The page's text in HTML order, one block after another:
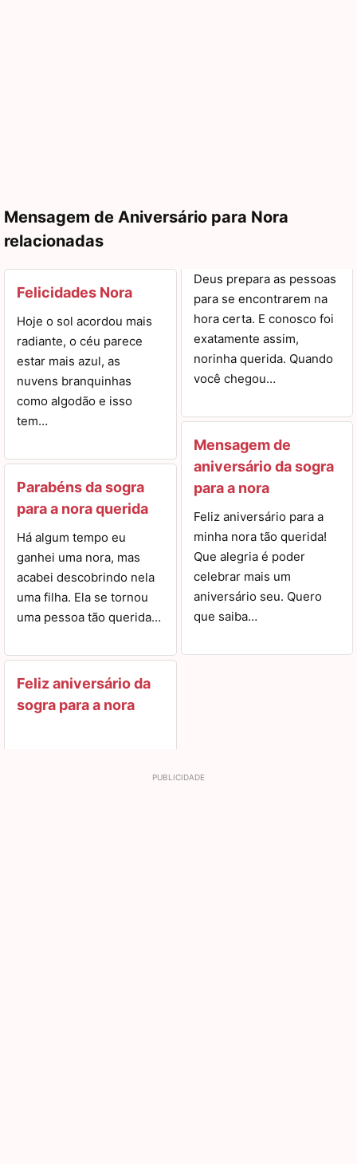
Mensagem de Aniversário para Nora
relacionadas
Felicidades Nora
Hoje o sol acordou mais
radiante, o céu parece
estar mais azul, as
nuvens branquinhas
como algodão e isso
tem…
Parabéns da sogra
para a nora querida
Há algum tempo eu
ganhei uma nora, mas
acabei descobrindo nela
uma filha. Ela se tornou
uma pessoa tão querida…
Feliz aniversário da
sogra para a nora
Deus prepara as pessoas
para se encontrarem na
hora certa. E conosco foi
exatamente assim,
norinha querida. Quando
você chegou…
Mensagem de
aniversário da sogra
para a nora
Feliz aniversário para a
minha nora tão querida!
Que alegria é poder
celebrar mais um
aniversário seu. Quero
que saiba…